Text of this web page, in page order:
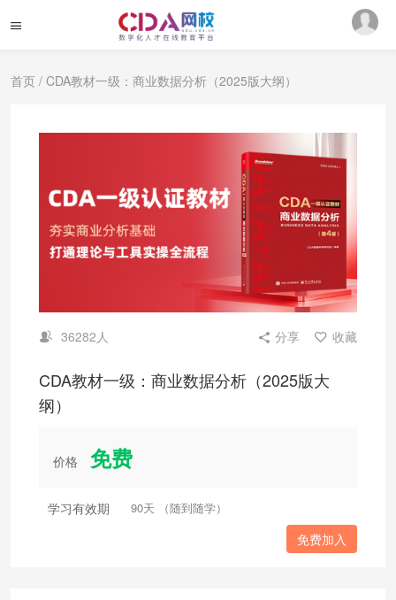
首页 / CDA教材一级：商业数据分析（2025版大纲）
36282人 分享 收藏
CDA教材一级：商业数据分析（2025版大
纲）
价格 免费
学习有效期 90天 （随到随学）
免费加入